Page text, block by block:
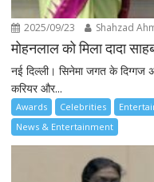
2025/09/23 Shahzad
मोहनलाल को मिला दादा
नई दिल्ली। सिनेमा जगत के दिग्गज
करियर और...
Awards Celebrities
News & Entertainment